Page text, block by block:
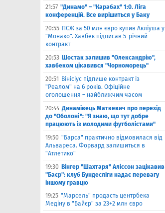
21:57 "Динамо" – "Карабах" 1:0. Ліга
конференцій. Все вирішиться у Баку
20:55 ПСЖ за 50 млн євро купив Акліуша у
"Монако". Хавбек підписав 5-річний
контракт
20:53 Шостак залишив "Олександрію",
хавбеком цікавився "Чорноморець"
20:51
Вінісіус підпише контракт із
"Реалом" на 6 років. Офіційне
оголошення – найближчим часом
20:44 Динамівець Маткевич про перехід
до "Оболоні": "Я знаю, що тут добре
працюють із молодими футболістами"
19:50 "Барса" практично відмовилася від
Альвареса. Форвард залишиться в
"Атлетико"
19:30 Вінгер "Шахтаря" Аліссон зацікавив
"Баєр": клуб Бундесліги надає перевагу
іншому гравцю
19:25 "Марсель" продасть центрбека
Медіну в "Байєр" за 23+2 млн євро